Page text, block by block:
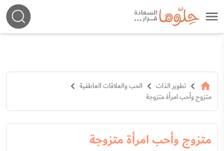
تطوير الذات
الحب والعلاقات العاطفية
متزوج وأحب امرأة متزوجة
متزوج وأحب امرأة متزوجة